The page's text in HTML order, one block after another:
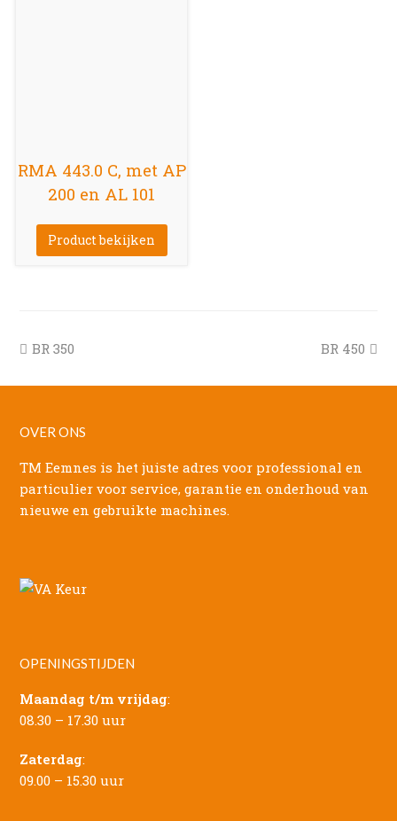
RMA 443.0 C, met AP
200 en AL 101
Product bekijken
previous
BR 350
next
BR 450
OVER ONS
TM Eemnes is het juiste adres voor professional en
particulier voor service, garantie en onderhoud van
nieuwe en gebruikte machines.
OPENINGSTIJDEN
Maandag t/m vrijdag:
08.30 – 17.30 uur
Zaterdag:
09.00 – 15.30 uur